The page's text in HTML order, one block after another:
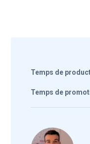
Temps de
Temps de